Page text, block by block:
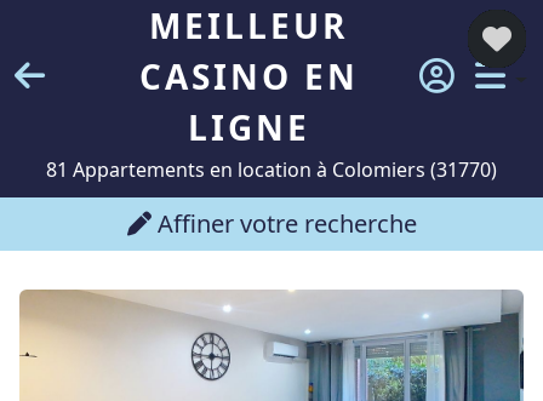
MEILLEUR
CASINO EN
LIGNE
81 Appartements en location à Colomiers (31770)
Affiner votre recherche